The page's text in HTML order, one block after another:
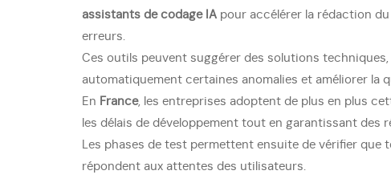
assistants de codage IA pour accélérer la rédaction
erreurs.
Ces outils peuvent suggérer des solutions
automatiquement certaines anomalies et améliorer la
En France, les entreprises adoptent de plus en plus
les délais de développement tout en garantissant des
Les phases de test permettent ensuite de vérifier que
répondent aux attentes des utilisateurs.